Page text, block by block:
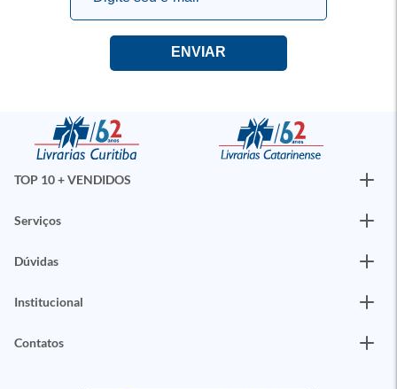
TOP 10 + VENDIDOS
Serviços
Dúvidas
Institucional
Contatos